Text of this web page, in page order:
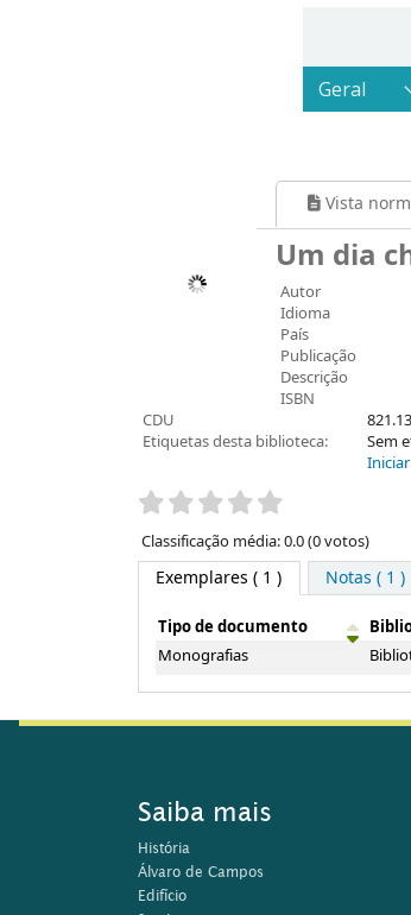
Vista
Um dia
Autor
Idioma
País
Publicação
Descrição
ISBN
CDU
Etiquetas desta biblioteca:
Sem
Pontuação
Classificação média: 0.0 (0 votos)
Exemplares ( 1 ) Notas ( 1 )
Exemplares
Tipo de documento
Monografias
Saiba mais
História
Álvaro de Campos
Edifício